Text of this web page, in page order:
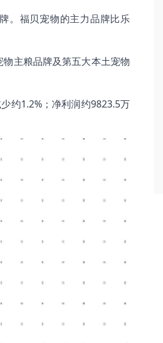
。福贝宠物的主力品牌比乐
主粮品牌及第五大本土宠物
约1.2%；净利润约9823.5万